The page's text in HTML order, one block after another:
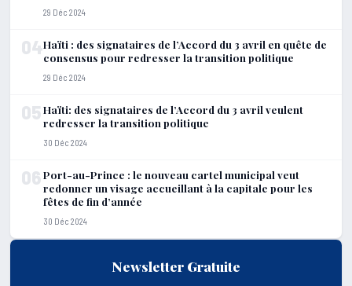
29 Déc 2024
04Haïti : des signataires de l’Accord du 3 avril en quête de
consensus pour redresser la transition politique
29 Déc 2024
05Haïti: des signataires de l’Accord du 3 avril veulent
redresser la transition politique
30 Déc 2024
06Port-au-Prince : le nouveau cartel municipal veut
redonner un visage accueillant à la capitale pour les
fêtes de fin d’année
30 Déc 2024
Newsletter Gratuite